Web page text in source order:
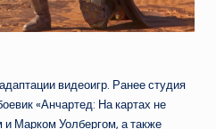
видеоигр. Ранее студия
«Анчартед: На картах не
Марком Уолбергом, а также